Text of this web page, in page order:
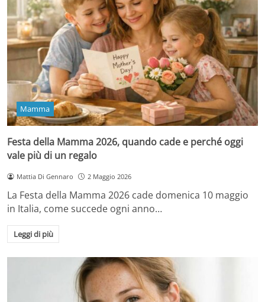
Mamma
Festa della Mamma 2026, quando cade e perché oggi
vale più di un regalo
Mattia Di Gennaro 2 Maggio 2026
La Festa della Mamma 2026 cade domenica 10 maggio
in Italia, come succede ogni anno…
Leggi di più